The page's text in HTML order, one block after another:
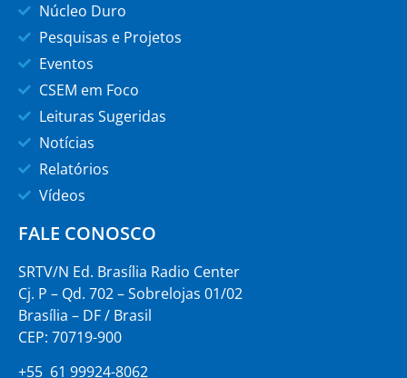
Núcleo Duro
Pesquisas e Projetos
Eventos
CSEM em Foco
Leituras Sugeridas
Notícias
Relatórios
Vídeos
FALE CONOSCO
SRTV/N Ed. Brasília Radio Center
Cj. P – Qd. 702 – Sobrelojas 01/02
Brasília – DF / Brasil
CEP: 70719-900
+55 61 99924-8062